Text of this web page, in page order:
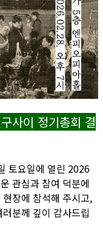
사이 정기총회 결
토요일에 열린 2026
관심과 참여 덕분에
장에 참석해 주시고,
분께 깊이 감사드립